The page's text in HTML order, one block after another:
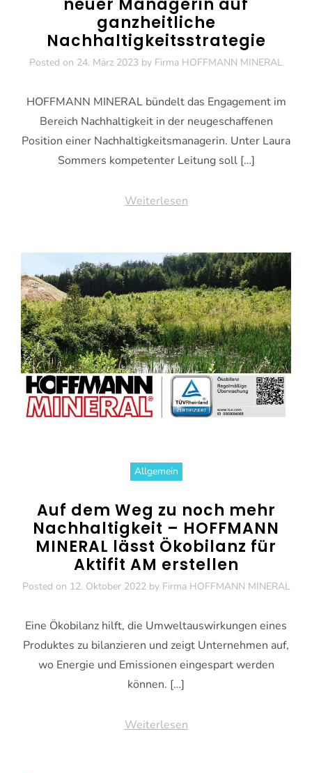
neuer Managerin auf
ganzheitliche
Nachhaltigkeitsstrategie
Posted on 24. März 2023 by Firma HOFFMANN MINERAL
HOFFMANN MINERAL bündelt das Engagement im
Bereich Nachhaltigkeit in der neugeschaffenen
Position einer Nachhaltigkeitsmanagerin. Unter Laura
Sommers kompetenter Leitung soll […]
Weiterlesen
Allgemein
Auf dem Weg zu noch mehr
Nachhaltigkeit – HOFFMANN
MINERAL lässt Ökobilanz für
Aktifit AM erstellen
Posted on 12. Oktober 2022by Firma HOFFMANN MINERAL
Eine Ökobilanz hilft, die Umweltauswirkungen eines
Produktes zu bilanzieren und zeigt Unternehmen auf,
wo Energie und Emissionen eingespart werden
können. […]
Weiterlesen